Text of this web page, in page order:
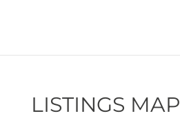
LISTINGS MAP